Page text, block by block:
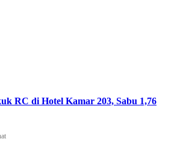
RC di Hotel Kamar 203, Sabu 1,76